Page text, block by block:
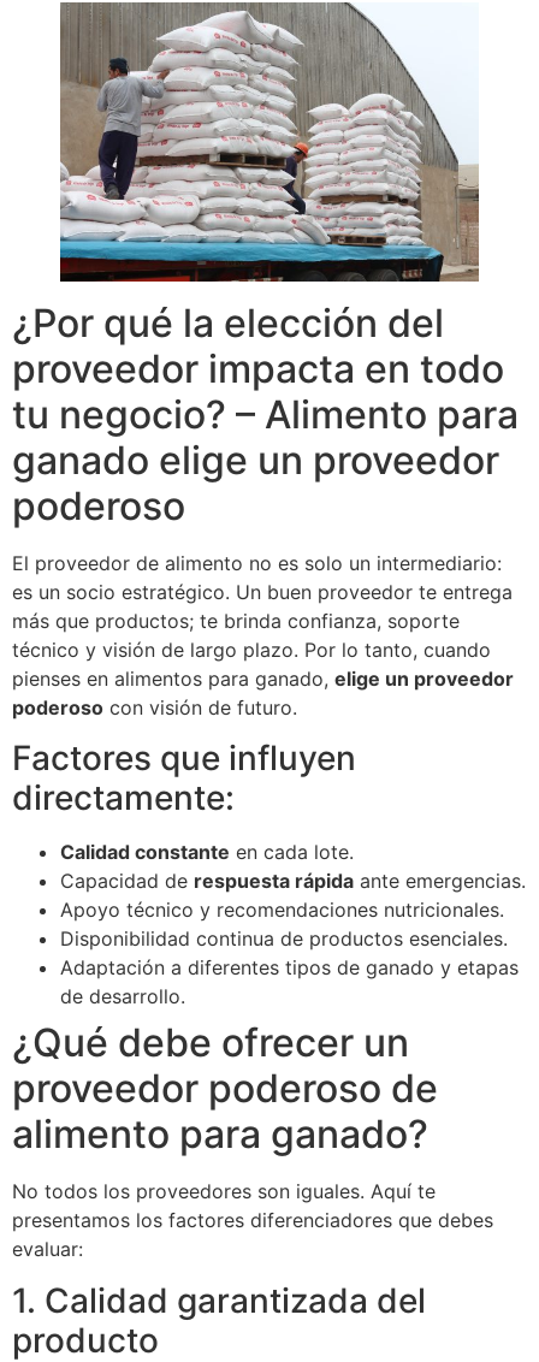
¿Por qué la elección del
proveedor impacta en todo
tu negocio? – Alimento para
ganado elige un proveedor
poderoso
El proveedor de alimento no es solo un intermediario:
es un socio estratégico. Un buen proveedor te entrega
más que productos; te brinda confianza, soporte
técnico y visión de largo plazo. Por lo tanto, cuando
pienses en alimentos para ganado, elige un proveedor
poderoso con visión de futuro.
Factores que influyen
directamente:
Calidad constante en cada lote.
Capacidad de respuesta rápida ante emergencias.
Apoyo técnico y recomendaciones nutricionales.
Disponibilidad continua de productos esenciales.
Adaptación a diferentes tipos de ganado y etapas
de desarrollo.
¿Qué debe ofrecer un
proveedor poderoso de
alimento para ganado?
No todos los proveedores son iguales. Aquí te
presentamos los factores diferenciadores que debes
evaluar:
1. Calidad garantizada del
producto